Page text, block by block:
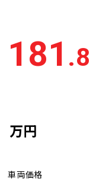
181 .8
万円
車両価格